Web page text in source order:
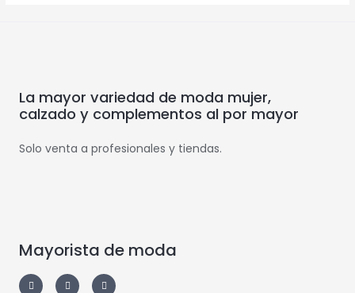
La mayor variedad de moda mujer,
calzado y complementos al por mayor
Solo venta a profesionales y tiendas.
Mayorista de moda